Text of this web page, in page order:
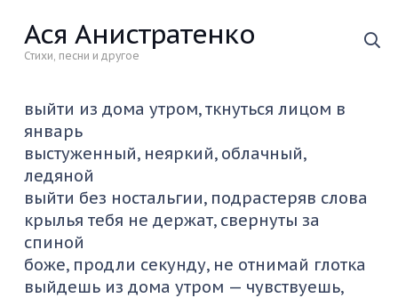
Ася Анистратенко
Стихи, песни и другое
выйти из дома утром, ткнуться лицом в
январь
выстуженный, неяркий, облачный,
ледяной
выйти без ностальгии, подрастеряв слова
крылья тебя не держат, свернуты за
спиной
боже, продли секунду, не отнимай глотка
выйдешь из дома утром — чувствуешь,